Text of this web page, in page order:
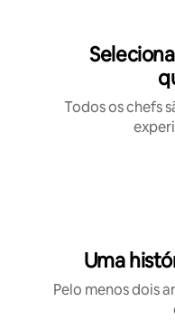
Todos os chefs
Uma
Pelo menos dois